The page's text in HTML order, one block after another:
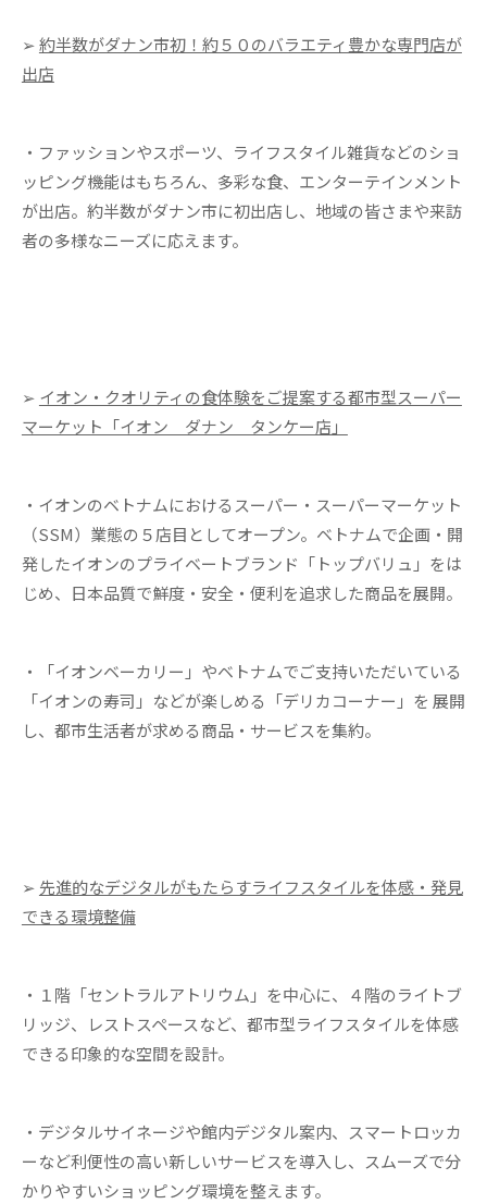
➢約半数がダナン市初！約５０のバラエティ豊かな専門店が
出店
・ファッションやスポーツ、ライフスタイル雑貨などのショ
ッピング機能はもちろん、多彩な食、エンターテインメント
が出店。約半数がダナン市に初出店し、地域の皆さまや来訪
者の多様なニーズに応えます。
➢ イオン・クオリティの食体験をご提案する都市型スーパー
マーケット「イオン ダナン タンケー店」
・イオンのベトナムにおけるスーパー・スーパーマーケット
（SSM）業態の５店目としてオープン。ベトナムで企画・開
発したイオンのプライベートブランド「トップバリュ」をは
じめ、日本品質で鮮度・安全・便利を追求した商品を展開。
・「イオンベーカリー」やベトナムでご支持いただいている
「イオンの寿司」などが楽しめる「デリカコーナー」を 展開
し、都市生活者が求める商品・サービスを集約。
➢ 先進的なデジタルがもたらすライフスタイルを体感・発見
できる環境整備
・１階「セントラルアトリウム」を中心に、４階のライトブ
リッジ、レストスペースなど、都市型ライフスタイルを体感
できる印象的な空間を設計。
・デジタルサイネージや館内デジタル案内、スマートロッカ
ーなど利便性の高い新しいサービスを導入し、スムーズで分
かりやすいショッピング環境を整えます。